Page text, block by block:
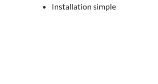
Installation simple